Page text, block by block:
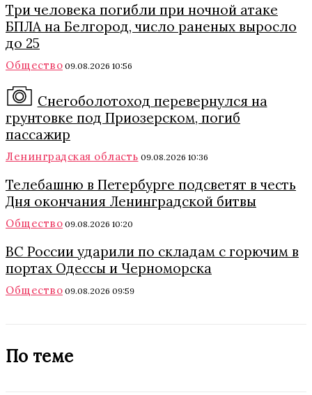
Три человека погибли при ночной атаке
БПЛА на Белгород, число раненых выросло
до 25
Общество 09.08.2026 10:56
Снегоболотоход перевернулся на
грунтовке под Приозерском, погиб
пассажир
Ленинградская область 09.08.2026 10:36
Телебашню в Петербурге подсветят в честь
Дня окончания Ленинградской битвы
Общество 09.08.2026 10:20
ВС России ударили по складам с горючим в
портах Одессы и Черноморска
Общество 09.08.2026 09:59
По теме